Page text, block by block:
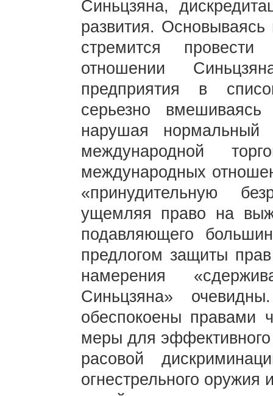
Синьцзяна,
развития.
стремится
отношении
предприятия в
серьезно
нарушая
международной
международных
«принудительную
ущемляя право на
подавляющего
предлогом защиты
намерения
Синьцзяна»
обеспокоены правами
меры для
расовой
огнестрельного оружия